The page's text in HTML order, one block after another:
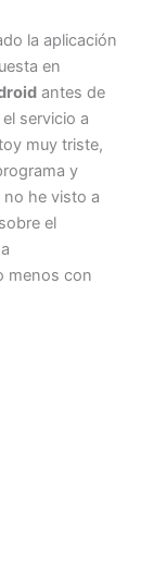
la aplicación
en
antes de
servicio a
muy triste,
y
he visto a
el
menos con